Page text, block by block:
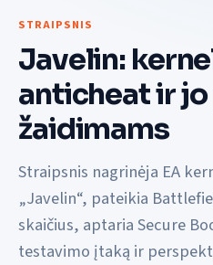
STRAIPSNIS
Javelin:
anticheat ir
žaidimams
Straipsnis nagrinėja EA
„Javelin“, pateikia
skaičius, aptaria Secure
testavimo įtaką ir